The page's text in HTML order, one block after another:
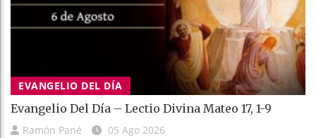
EVANGELIO DEL DÍA
Evangelio Del Día – Lectio Divina Mateo 17, 1-9
Ramón Pané 05 Ago 2026